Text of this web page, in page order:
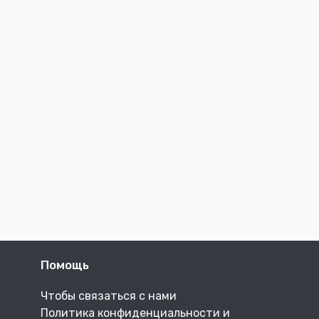
Помощь
Чтобы связаться с нами
Политика конфиденциальности и